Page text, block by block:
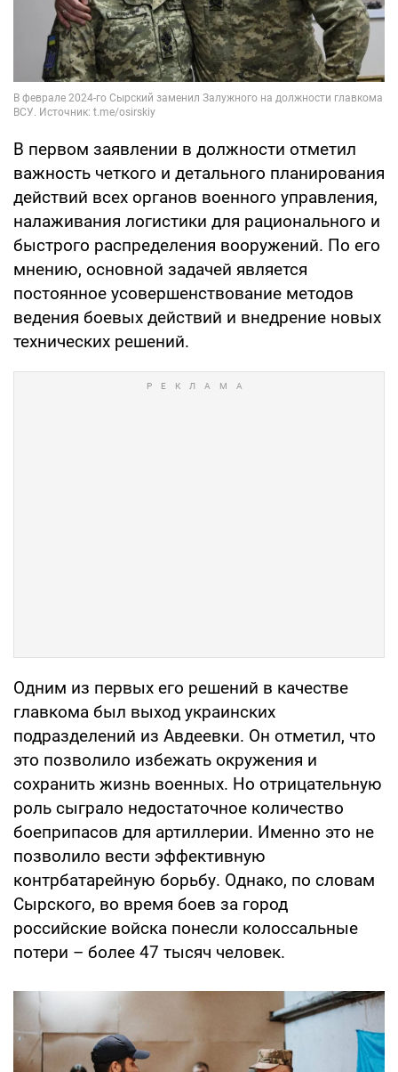
В первом заявлении в должности отметил
важность четкого и детального планирования
действий всех органов военного управления,
налаживания логистики для рационального и
быстрого распределения вооружений. По его
мнению, основной задачей является
постоянное усовершенствование методов
ведения боевых действий и внедрение новых
технических решений.
Одним из первых его решений в качестве
главкома был выход украинских
подразделений из Авдеевки. Он отметил, что
это позволило избежать окружения и
сохранить жизнь военных. Но отрицательную
роль сыграло недостаточное количество
боеприпасов для артиллерии. Именно это не
позволило вести эффективную
контрбатарейную борьбу. Однако, по словам
Сырского, во время боев за город
российские войска понесли колоссальные
потери – более 47 тысяч человек.